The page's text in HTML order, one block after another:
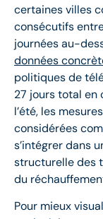
certaines villes
consécutifs
journées au-
données
politiques de
27 jours total en
l’été, les
considérées
s’intégrer dans
structurelle des
du
Pour mieux